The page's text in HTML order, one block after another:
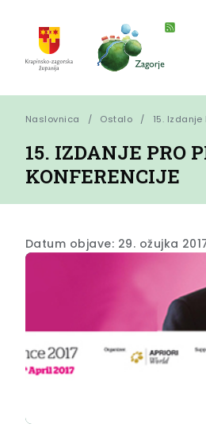
Naslovnica Ostalo 15. Izdanje
15. IZDANJE PRO
KONFERENCIJE
Datum objave: 29. ožujka